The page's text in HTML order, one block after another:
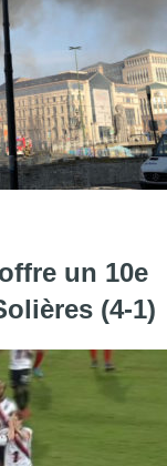
magasin de
un 10e
(4-1)